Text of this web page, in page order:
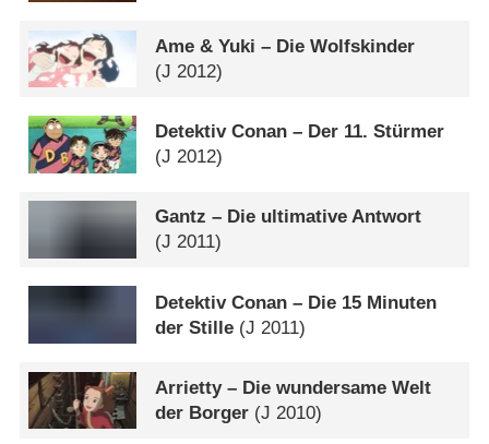
Ame & Yuki – Die Wolfskinder
(J 2012)
Detektiv Conan – Der 11. Stürmer
(J 2012)
Gantz – Die ultimative Antwort
(J 2011)
Detektiv Conan – Die 15 Minuten
der Stille (J 2011)
Arrietty – Die wundersame Welt
der Borger (J 2010)